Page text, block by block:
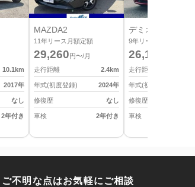
10.1km
2017年
なし
2年付き
MAZDA2
11年リース月額定額
29,260 円〜/月
走行距離
2.4km
年式(初度登録) 2024年
修復歴 なし
車検 2年付き
デミオ
9年リース月額定額
26,180
走行距離
年式(初度登録)
修復歴
車検
ご不明な点はお気軽にご相談